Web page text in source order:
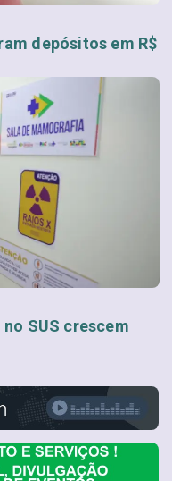
depósitos em R$
SUS crescem